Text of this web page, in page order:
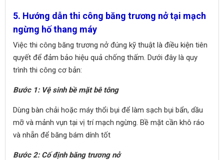
5. Hướng dẫn thi công băng trương nở tại mạch
ngừng hố thang máy
Việc thi công băng trương nở đúng kỹ thuật là điều kiện tiên
quyết để đảm bảo hiệu quả chống thấm. Dưới đây là quy
trình thi công cơ bản:
Bước 1: Vệ sinh bề mặt bê tông
Dùng bàn chải hoặc máy thổi bụi để làm sạch bụi bẩn, dầu
mỡ và mảnh vụn tại vị trí mạch ngừng. Bề mặt cần khô ráo
và nhẵn để băng bám dính tốt
Bước 2: Cố định băng trương nở